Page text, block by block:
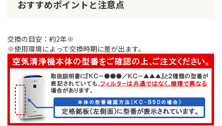
おすすめポイントと注意点
交換の目安：約2年※
※使用環境によって交換時期に差が出ます。